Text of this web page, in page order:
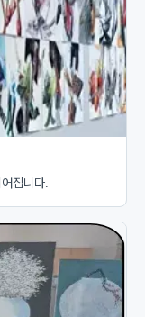
집니다.